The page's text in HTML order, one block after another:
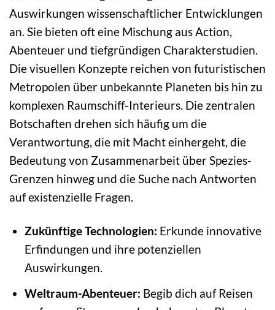
Auswirkungen wissenschaftlicher Entwicklungen
an. Sie bieten oft eine Mischung aus Action,
Abenteuer und tiefgründigen Charakterstudien.
Die visuellen Konzepte reichen von futuristischen
Metropolen über unbekannte Planeten bis hin zu
komplexen Raumschiff-Interieurs. Die zentralen
Botschaften drehen sich häufig um die
Verantwortung, die mit Macht einhergeht, die
Bedeutung von Zusammenarbeit über Spezies-
Grenzen hinweg und die Suche nach Antworten
auf existenzielle Fragen.
Zukünftige Technologien: Erkunde innovative
Erfindungen und ihre potenziellen
Auswirkungen.
Weltraum-Abenteuer: Begib dich auf Reisen